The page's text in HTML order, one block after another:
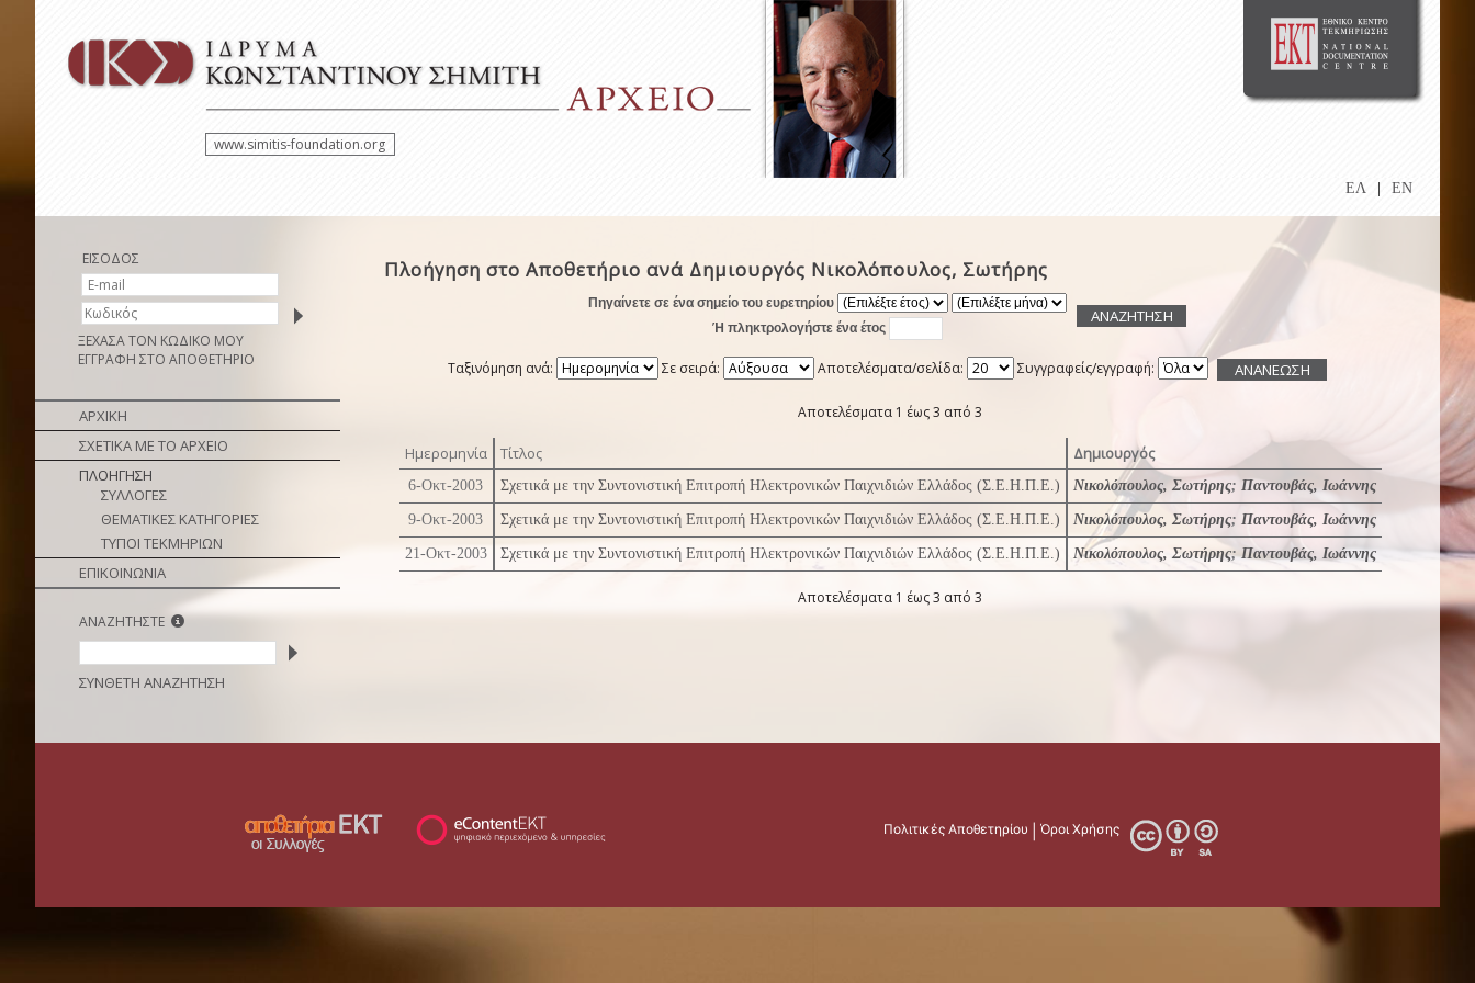
www.simitis-foundation.org
ΕΛ EN
ΕΙΣΟΔΟΣ
ΞΕΧΑΣΑ ΤΟΝ ΚΩΔΙΚΟ ΜΟΥ
ΕΓΓΡΑΦΗ ΣΤΟ ΑΠΟΘΕΤΗΡΙΟ
ΑΡΧΙΚΗ
ΣΧΕΤΙΚΑ ΜΕ ΤΟ ΑΡΧΕΙΟ
ΠΛΟΗΓΗΣΗ
ΣΥΛΛΟΓΕΣ
ΘΕΜΑΤΙΚΕΣ ΚΑΤΗΓΟΡΙΕΣ
ΤΥΠΟΙ ΤΕΚΜΗΡΙΩΝ
ΕΠΙΚΟΙΝΩΝΙΑ
ΑΝΑΖΗΤΗΣΤΕ
ΣΥΝΘΕΤΗ ΑΝΑΖΗΤΗΣΗ
Πλοήγηση στο Αποθετήριο ανά Δημιουργός Νικολόπουλος, Σωτήρης
Πηγαίνετε σε ένα σημείο του ευρετηρίου
Ή πληκτρολογήστε ένα έτος
Ταξινόμηση ανά: Σε σειρά: Αποτελέσματα/σελίδα: Συγγραφείς/εγγραφή:
Αποτελέσματα 1 έως 3 από 3
Ημερομηνία Τίτλος Δημιουργός
6-Οκτ-2003 Σχετικά με την Συντονιστική Επιτροπή Ηλεκτρονικών Παιχνιδιών Ελλάδος (Σ.Ε.Η.Π.Ε.) Νικολόπουλος, Σωτήρης; Παντουβάς, Ιωάννης
9-Οκτ-2003 Σχετικά με την Συντονιστική Επιτροπή Ηλεκτρονικών Παιχνιδιών Ελλάδος (Σ.Ε.Η.Π.Ε.) Νικολόπουλος, Σωτήρης; Παντουβάς, Ιωάννης
21-Οκτ-2003 Σχετικά με την Συντονιστική Επιτροπή Ηλεκτρονικών Παιχνιδιών Ελλάδος (Σ.Ε.Η.Π.Ε.) Νικολόπουλος, Σωτήρης;Παντουβάς, Ιωάννης
Αποτελέσματα 1 έως 3 από 3